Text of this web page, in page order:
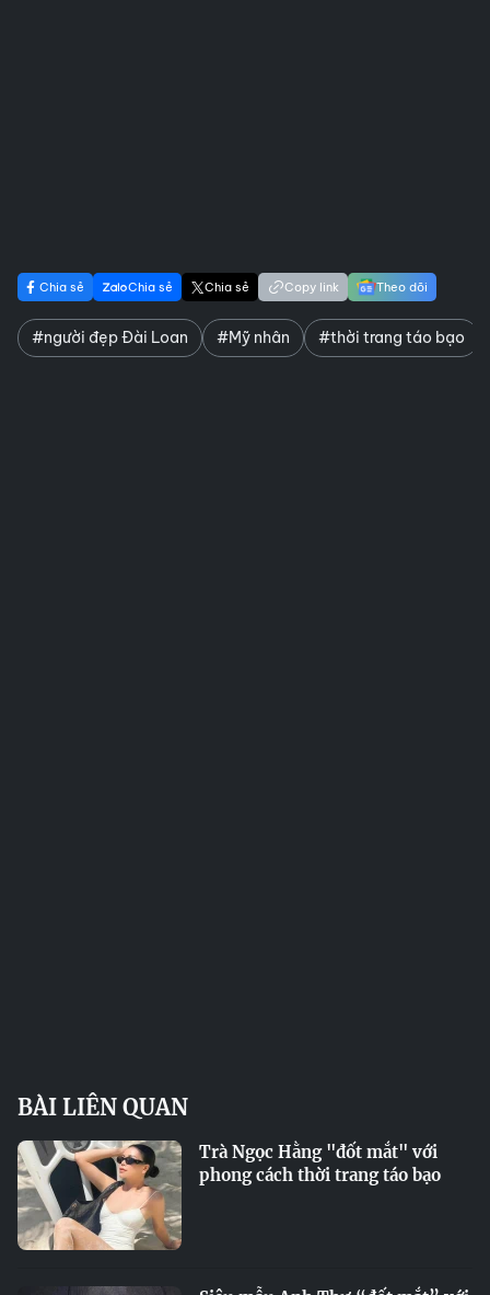
Chia sẻ Chia sẻ Chia sẻ Copy link Theo dõi
#người đẹp Đài Loan #Mỹ nhân #thời trang táo bạo
BÀI LIÊN QUAN
Trà Ngọc Hằng "đốt mắt" với
phong cách thời trang táo bạo